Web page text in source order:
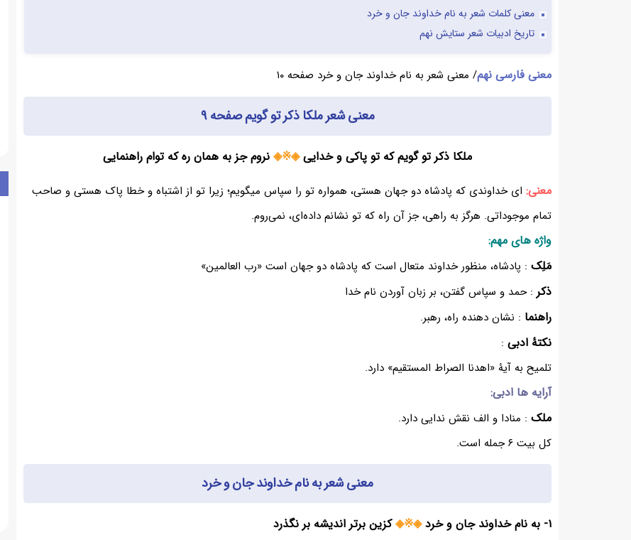
معنی کلمات شعر به نام خداوند جان و خرد
تاریخ ادبیات شعر ستایش نهم
معنی فارسی نهم/ معنی شعر به نام خداوند جان و خرد صفحه ۱۰
معنی شعر ملکا ذکر تو گویم صفحه ۹
ملکا ذکر تو گویم که تو پاکی و خدایی◈※◈نروم جز به همان ره که توام راهنمایی
معنی: ای خداوندی که پادشاه دو جهان هستی، همواره تو را سپاس میگویم؛ زیرا تو از اشتباه و خطا پاک هستی و صاحب
تمام موجوداتی. هرگز به راهی، جز آن راه که تو نشانم داده‌ای، نمی‌روم.
واژه های مهم:
مَلِک : پادشاه، منظور خداوند متعال است که پادشاه دو جهان است «رب العالمین»
ذکر : حمد و سپاس گفتن، بر زبان آوردن نام خدا
راهنما : نشان دهنده راه، رهبر.
نکتۀ ادبی :
تلمیح به آیۀ «اهدنا الصراط المستقیم» دارد.
آرایه ها ادبی:
ملک : منادا و الف نقش ندایی دارد.
کل بیت ۶ جمله است.
معنی شعر به نام خداوند جان و خرد
۱- به نام خداوند جان و خرد ◈※◈کزین برتر اندیشه بر نگذرد